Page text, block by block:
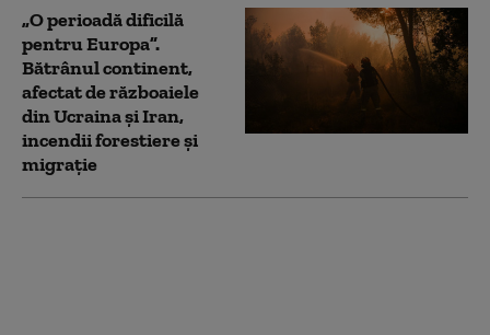
„O perioadă dificilă
pentru Europa”.
Bătrânul continent,
afectat de războaiele
din Ucraina și Iran,
incendii forestiere și
migrație